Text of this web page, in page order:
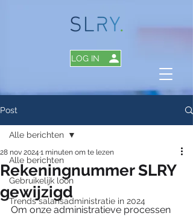
LOG IN
Post
Alle berichten
Gebruikelijk loon
Trends salarisadministratie in 2024
Alle berichten
Rekeningnummer SLRY
gewijzigd
28 nov 2024 1 minuten om te lezen
Om onze administratieve processen